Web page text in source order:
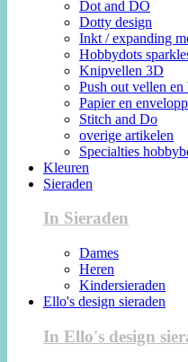
Dot and DO
Dotty design
Inkt / expanding
Hobbydots
Knipvellen 3D
Push out vellen en
Papier en
Stitch and Do
overige artikelen
Specialties
Kleuren
Sieraden
In Sieraden
Dames
Heren
Kindersieraden
Ello's design sieraden
In Ello's design